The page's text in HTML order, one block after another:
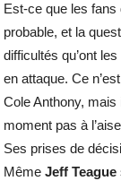
Est-ce que les
probable, et la
difficultés qu’ont
en attaque. Ce
Cole Anthony, mais
moment pas à
Ses prises de
MêmeJeff Teague